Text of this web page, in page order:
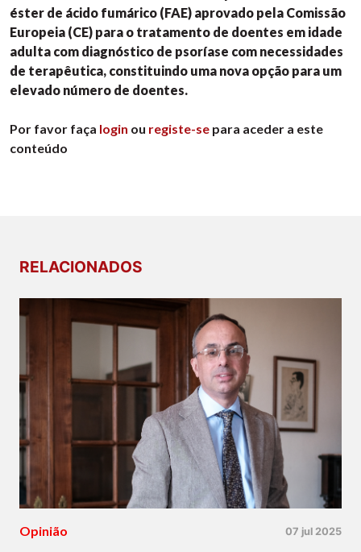
éster de ácido fumárico (FAE) aprovado pela Comissão
Europeia (CE) para o tratamento de doentes em idade
adulta com diagnóstico de psoríase com necessidades
de terapêutica, constituindo uma nova opção para um
elevado número de doentes.
Por favor faça login ou registe-se para aceder a este
conteúdo
RELACIONADOS
Opinião 07 jul 2025